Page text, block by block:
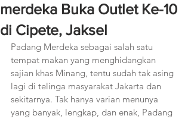
merdeka Buka Outlet Ke-10
di Cipete, Jaksel
Padang Merdeka sebagai salah satu
tempat makan yang menghidangkan
sajian khas Minang, tentu sudah tak asing
lagi di telinga masyarakat Jakarta dan
sekitarnya. Tak hanya varian menunya
yang banyak, lengkap, dan enak, Padang